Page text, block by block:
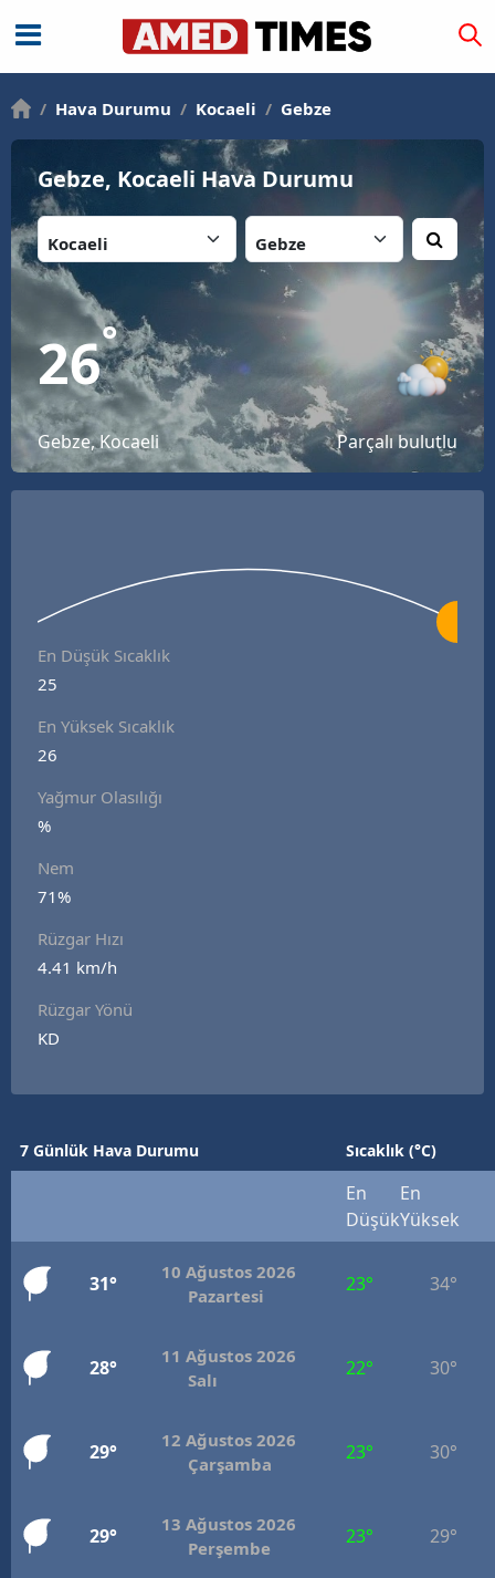
/ Hava Durumu / Kocaeli / Gebze
Gebze, Kocaeli Hava Durumu
26°
Gebze, Kocaeli Parçalı bulutlu
En Düşük Sıcaklık
25
En Yüksek Sıcaklık
26
Yağmur Olasılığı
%
Nem
71%
Rüzgar Hızı
4.41 km/h
Rüzgar Yönü
KD
7 Günlük Hava Durumu Sıcaklık (°C)
En
Düşük
En
Yüksek
31°
10 Ağustos 2026
Pazartesi
23° 34°
28°
11 Ağustos 2026
Salı
22° 30°
29°
12 Ağustos 2026
Çarşamba
23° 30°
29°
13 Ağustos 2026
Perşembe
23° 29°